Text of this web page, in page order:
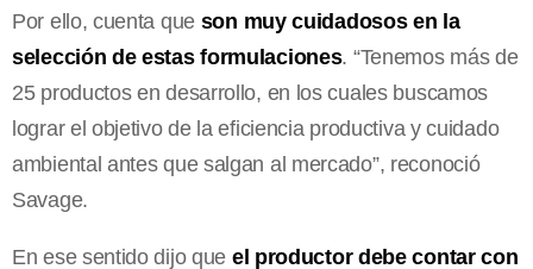
Por ello, cuenta que son muy cuidadosos en la
selección de estas formulaciones. “Tenemos más de
25 productos en desarrollo, en los cuales buscamos
lograr el objetivo de la eficiencia productiva y cuidado
ambiental antes que salgan al mercado”, reconoció
Savage.
En ese sentido dijo que el productor debe contar con